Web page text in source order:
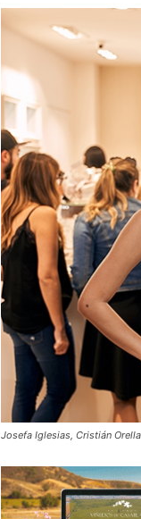
Josefa Iglesias, Cristián